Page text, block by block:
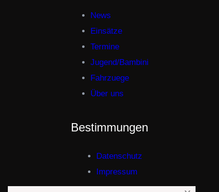
News
Einsätze
Termine
Jugend/Bambini
Fahrzuege
Über uns
Bestimmungen
Datenschutz
Impressum